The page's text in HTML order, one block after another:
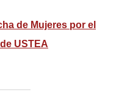
de Mujeres por el
USTEA